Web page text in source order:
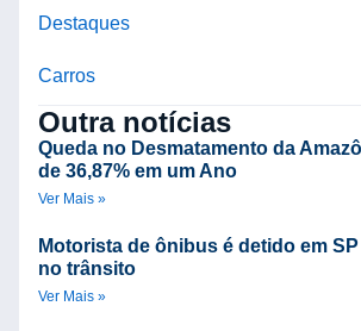
Destaques
Carros
Outra notícias
Queda no Desmatamento da
de 36,87% em um Ano
Ver Mais »
Motorista de ônibus é detido em
no trânsito
Ver Mais »